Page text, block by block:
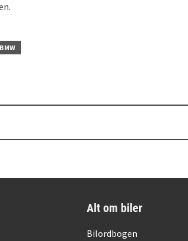
BMW
Alt om biler
Bilordbogen